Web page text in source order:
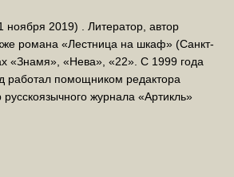
2019) . Литератор, автор
романа «Лестница на шкаф» (Санкт-
«Знамя», «Нева», «22». С 1999 года
работал помощником редактора
журнала «Артикль»